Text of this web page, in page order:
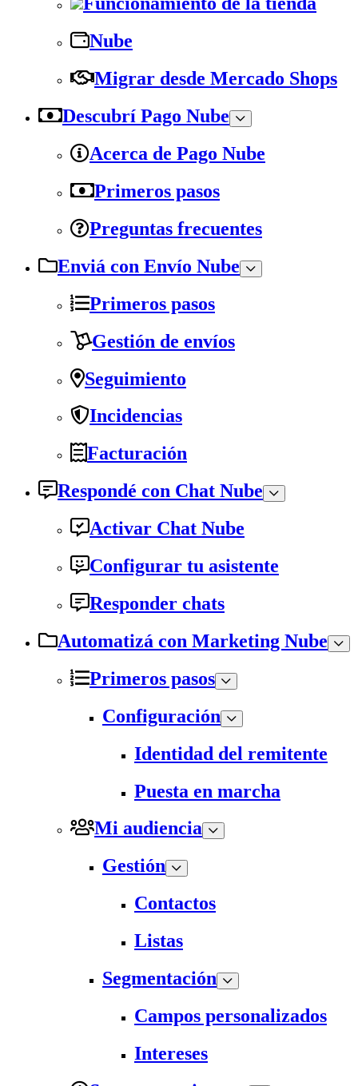
Nube
Migrar desde Mercado Shops
Descubrí Pago Nube
Acerca de Pago Nube
Primeros pasos
Preguntas frecuentes
Enviá con Envío Nube
Primeros pasos
Gestión de envíos
Seguimiento
Incidencias
Facturación
Respondé con Chat Nube
Activar Chat Nube
Configurar tu asistente
Responder chats
Automatizá con Marketing Nube
Primeros pasos
Configuración
Identidad del remitente
Puesta en marcha
Mi audiencia
Gestión
Contactos
Listas
Segmentación
Campos personalizados
Intereses